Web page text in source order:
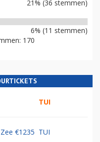
21% (36 stemmen)
6% (11 stemmen)
170
TUI
€1235 TUI